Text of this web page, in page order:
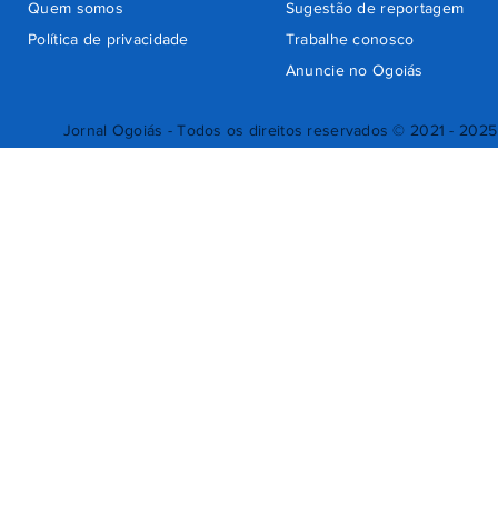
Jornal Ogoiás - Todos os direitos reservados © 2021 - 2025
Quem somos
Sugestão de reportagem
Trabalhe conosco
Política de privacidade
Anuncie no Ogoiás